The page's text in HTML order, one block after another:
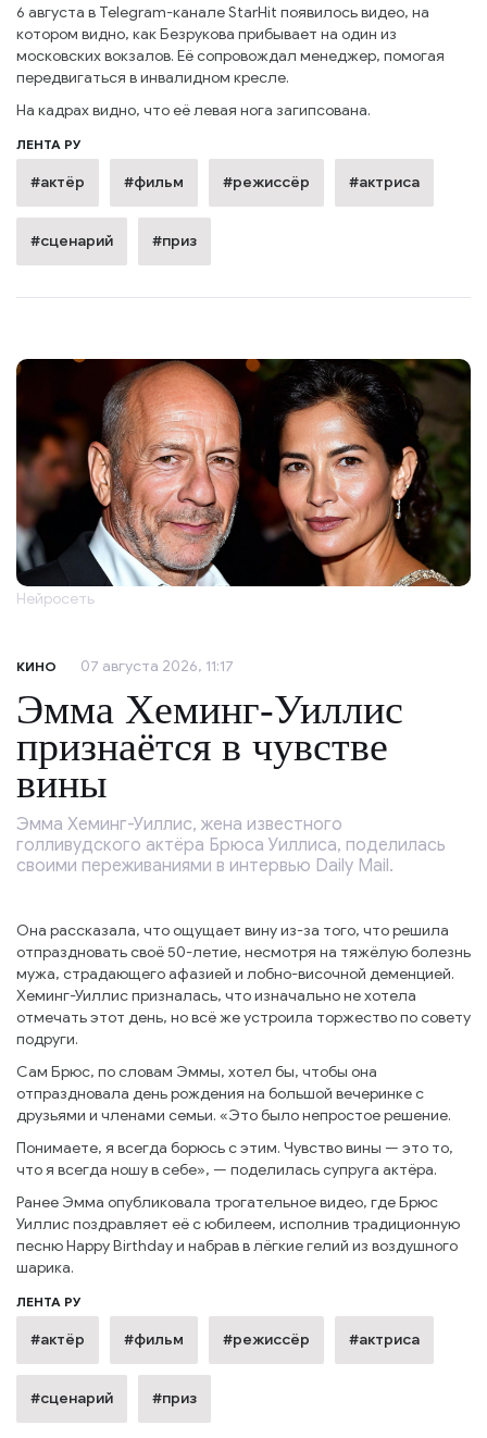
6 августа в Telegram-канале StarHit появилось видео, на
котором видно, как Безрукова прибывает на один из
московских вокзалов. Её сопровождал менеджер, помогая
передвигаться в инвалидном кресле.
На кадрах видно, что её левая нога загипсована.
ЛЕНТА РУ
#актёр #фильм #режиссёр #актриса
#сценарий #приз
Нейросеть
КИНО 07 августа 2026, 11:17
Эмма Хеминг-Уиллис
признаётся в чувстве
вины
Эмма Хеминг-Уиллис, жена известного
голливудского актёра Брюса Уиллиса, поделилась
своими переживаниями в интервью Daily Mail.
Она рассказала, что ощущает вину из-за того, что решила
отпраздновать своё 50-летие, несмотря на тяжёлую болезнь
мужа, страдающего афазией и лобно-височной деменцией.
Хеминг-Уиллис призналась, что изначально не хотела
отмечать этот день, но всё же устроила торжество по совету
подруги.
Сам Брюс, по словам Эммы, хотел бы, чтобы она
отпраздновала день рождения на большой вечеринке с
друзьями и членами семьи. «Это было непростое решение.
Понимаете, я всегда борюсь с этим. Чувство вины — это то,
что я всегда ношу в себе», — поделилась супруга актёра.
Ранее Эмма опубликовала трогательное видео, где Брюс
Уиллис поздравляет её с юбилеем, исполнив традиционную
песню Happy Birthday и набрав в лёгкие гелий из воздушного
шарика.
ЛЕНТА РУ
#актёр #фильм #режиссёр #актриса
#сценарий #приз